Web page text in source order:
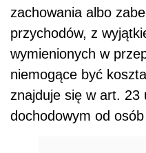
zachowania albo
przychodów, z
wymienionych w
niemogące być
znajduje się w art. 23
dochodowym od